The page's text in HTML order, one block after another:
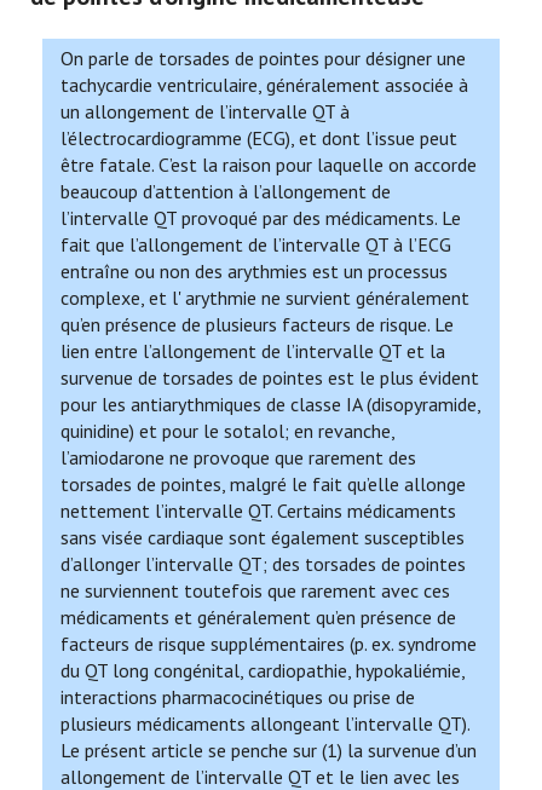
On parle de torsades de pointes pour désigner une
tachycardie ventriculaire, généralement associée à
un allongement de l’intervalle QT à
l’électrocardiogramme (ECG), et dont l’issue peut
être fatale. C’est la raison pour laquelle on accorde
beaucoup d’attention à l’allongement de
l’intervalle QT provoqué par des médicaments. Le
fait que l’allongement de l’intervalle QT à l’ECG
entraîne ou non des arythmies est un processus
complexe, et l' arythmie ne survient généralement
qu’en présence de plusieurs facteurs de risque. Le
lien entre l’allongement de l’intervalle QT et la
survenue de torsades de pointes est le plus évident
pour les antiarythmiques de classe IA (disopyramide,
quinidine) et pour le sotalol; en revanche,
l’amiodarone ne provoque que rarement des
torsades de pointes, malgré le fait qu’elle allonge
nettement l’intervalle QT. Certains médicaments
sans visée cardiaque sont également susceptibles
d’allonger l’intervalle QT; des torsades de pointes
ne surviennent toutefois que rarement avec ces
médicaments et généralement qu’en présence de
facteurs de risque supplémentaires (p. ex. syndrome
du QT long congénital, cardiopathie, hypokaliémie,
interactions pharmacocinétiques ou prise de
plusieurs médicaments allongeant l’intervalle QT).
Le présent article se penche sur (1) la survenue d’un
allongement de l’intervalle QT et le lien avec les